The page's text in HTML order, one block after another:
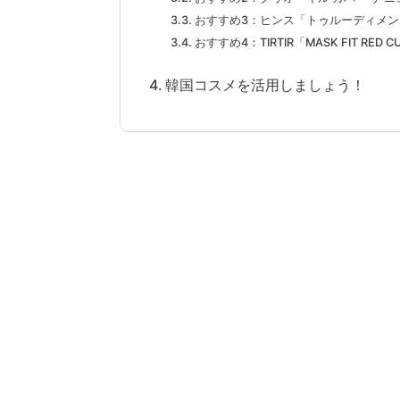
おすすめ3：ヒンス「トゥルーディメ
おすすめ4：TIRTIR「MASK FIT RED
韓国コスメを活用しましょう！